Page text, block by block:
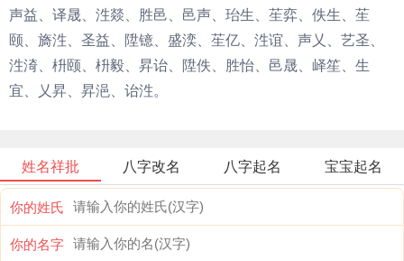
声益、译晟、泩燚、胜邑、邑声、珆生、苼弈、佚生、苼
颐、旖泩、圣益、陞镱、盛湙、苼亿、泩谊、声乂、艺圣、
泩渏、枡颐、枡毅、昇诒、陞佚、胜怡、邑晟、峄笙、生
宜、乂昇、昇浥、诒泩。
姓名祥批 八字改名 八字起名 宝宝起名
你的姓氏
你的名字